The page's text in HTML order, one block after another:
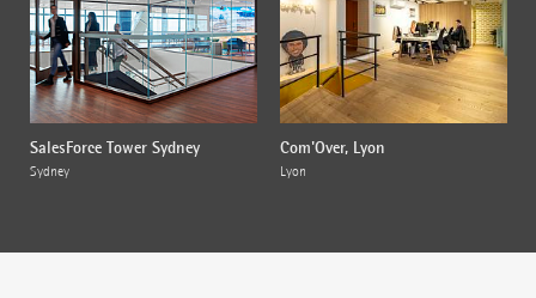
SalesForce Tower Sydney
Sydney
Com'Over, Lyon
Lyon